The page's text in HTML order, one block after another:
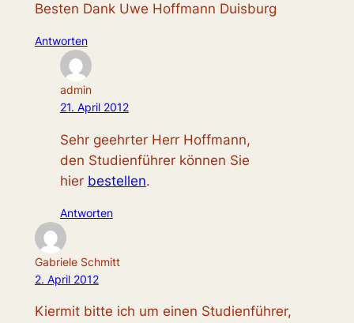
Besten Dank Uwe Hoffmann Duisburg
Antworten
admin
21. April 2012
Sehr geehrter Herr Hoffmann,
den Studienführer können Sie
hier bestellen.
Antworten
Gabriele Schmitt
2. April 2012
Kiermit bitte ich um einen Studienführer,